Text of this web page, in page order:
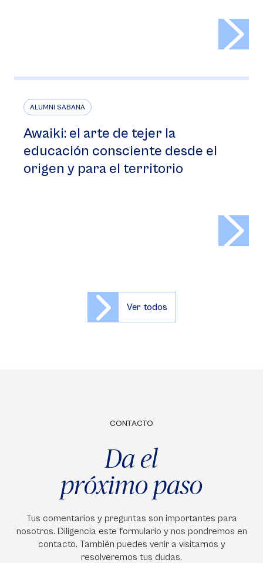
ALUMNI SABANA
Awaiki: el arte de tejer la
educación consciente desde el
origen y para el territorio
Ver todos
CONTACTO
Da el
próximo paso
Tus comentarios y preguntas son importantes para
nosotros. Diligencia este formulario y nos pondremos en
contacto. También puedes venir a visitarnos y
resolveremos tus dudas.